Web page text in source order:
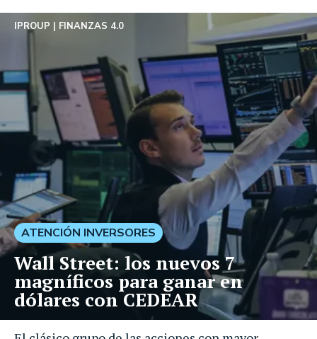
IPROUP FINANZAS 4.0
ATENCIÓN INVERSORES
Wall Street: los nuevos 7
magníficos para ganar en
dólares con CEDEAR